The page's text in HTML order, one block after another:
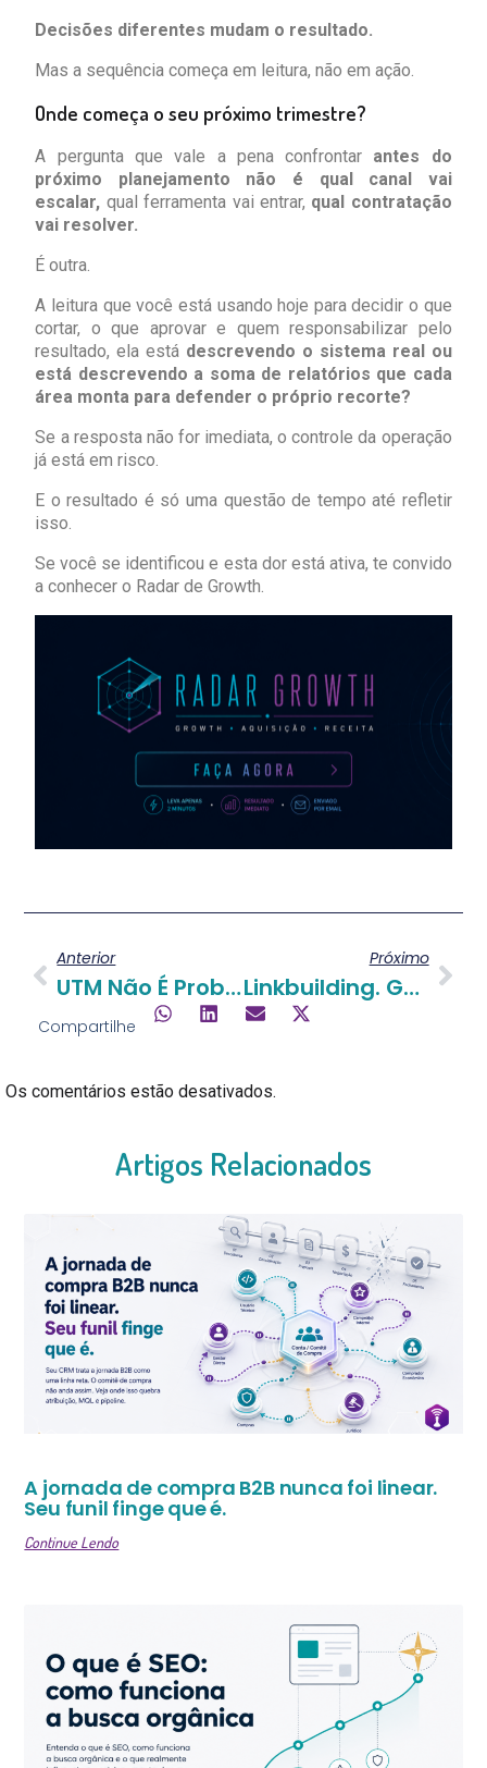
Decisões diferentes mudam o resultado.
Mas a sequência começa em leitura, não em ação.
Onde começa o seu próximo trimestre?
A pergunta que vale a pena confrontar antes do
próximo planejamento
não é qual canal vai
escalar, qual ferramenta vai entrar, qual contratação
vai resolver.
É outra.
A leitura que você está usando hoje para decidir o que
cortar, o que aprovar e quem responsabilizar pelo
resultado, ela está descrevendo o sistema real ou
está descrevendo a soma de relatórios que cada
área monta para defender o próprio recorte?
Se a resposta não for imediata, o controle da operação
já está em risco.
E o resultado é só uma questão de tempo até refletir
isso.
Se você se identificou e esta dor está ativa, te convido
a conhecer o Radar de Growth.
Anterior
UTM Não É Problema De Tráfego. É Problema De Receita.
Próximo
Linkbuilding. Guia Completo Para Você Aprender E Implementar Em 2026 E 2027
Compartilhe
Os comentários estão desativados.
Artigos Relacionados
A jornada de compra B2B nunca foi linear.
Seu funil finge que é.
Continue Lendo